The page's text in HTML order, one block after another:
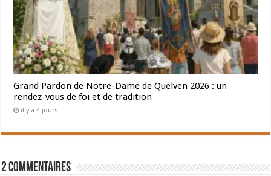
Grand Pardon de Notre-Dame de Quelven 2026 : un
rendez-vous de foi et de tradition
il y a 4 jours
2 Commentaires